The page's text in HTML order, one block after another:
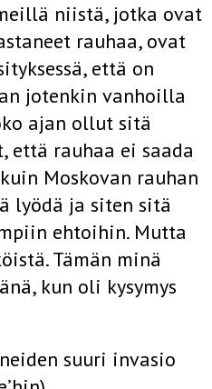
niistä, jotka ovat
rauhaa, ovat
että on
jotenkin vanhoilla
ajan ollut sitä
että rauhaa ei saada
Moskovan rauhan
lyödä ja siten sitä
ehtoihin. Mutta
Tämän minä
kun oli kysymys
suuri invasio